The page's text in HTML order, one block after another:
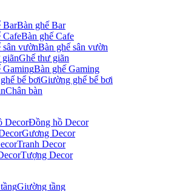
Bàn ghế Bar
Bàn ghế Cafe
Bàn ghế sân vườn
Ghế thư giãn
Bàn ghế Gaming
Giường ghế bể bơi
Chân bàn
Đồng hồ Decor
Gương Decor
Tranh Decor
Tượng Decor
Giường tầng